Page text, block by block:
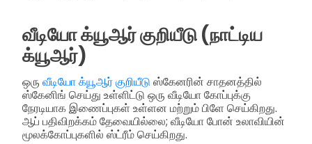
வீடியோ க்யூஆர் குறியீடு (நாட்டிய
க்யூஆர்)
ஒரு வீடியோ க்யூஆர் குறியீடு ஸ்கேனரின் சாதனத்தில்
ஸ்கேனிங் செய்து உள்ளிட்டு ஒரு வீடியோ கோப்புக்கு
நேரடியாக இணைப்புகள் உள்ளன மற்றும் பிளே செய்கிறது.
ஆப் பதிவிறக்கம் தேவையில்லை; வீடியோ போன் உலாவியின்
மூலக்கோப்புகளில் ஸ்ட்ரீம் செய்கிறது.